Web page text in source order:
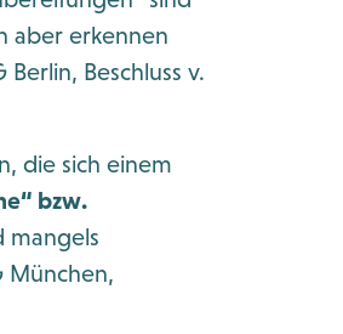
aber erkennen
Beschluss v.
die sich einem
bzw.
mangels
München,